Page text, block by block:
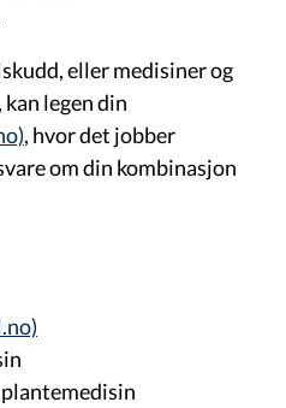
eller medisiner og
legen din
, hvor det jobber
om din kombinasjon